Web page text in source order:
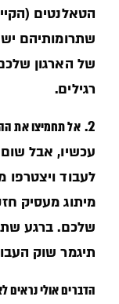
הטאלנטים
שתרומותיהם
של הארגון
רגילים.
2. אל תחמיצו את
עכשיו, אבל
לעבוד ויצטרפו
מיתוג מעסיק
שלכם. ברגע
תיגמר שוק
הדברים אולי נראים